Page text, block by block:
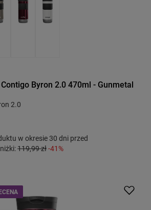
Byron 2.0 470ml - Gunmetal
2.0
w okresie 30 dni przed
119,99 zł-41%